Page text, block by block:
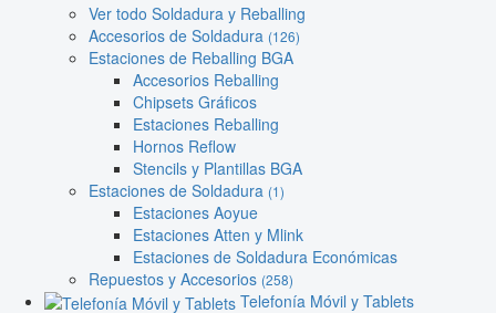
Ver todo Soldadura y Reballing
Accesorios de Soldadura (126)
Estaciones de Reballing BGA
Accesorios Reballing
Chipsets Gráficos
Estaciones Reballing
Hornos Reflow
Stencils y Plantillas BGA
Estaciones de Soldadura (1)
Estaciones Aoyue
Estaciones Atten y Mlink
Estaciones de Soldadura Económicas
Repuestos y Accesorios (258)
Telefonía Móvil y Tablets